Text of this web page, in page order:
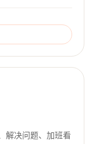
解决问题、加班看